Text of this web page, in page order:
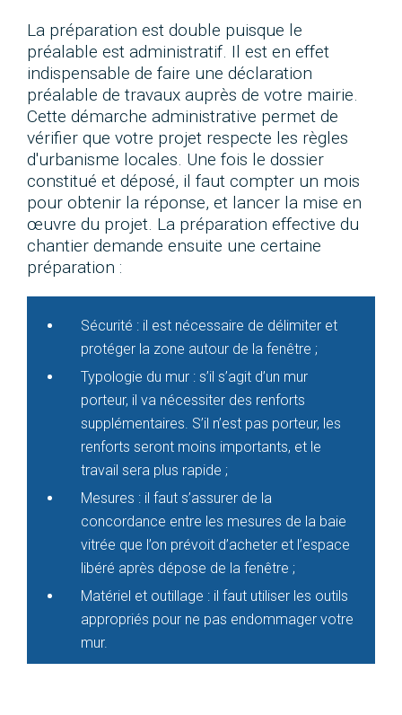
La préparation est double puisque le
préalable est administratif. Il est en effet
indispensable de faire une déclaration
préalable de travaux auprès de votre mairie.
Cette démarche administrative permet de
vérifier que votre projet respecte les règles
d'urbanisme locales. Une fois le dossier
constitué et déposé, il faut compter un mois
pour obtenir la réponse, et lancer la mise en
œuvre du projet. La préparation effective du
chantier demande ensuite une certaine
préparation :
Sécurité : il est nécessaire de délimiter et
protéger la zone autour de la fenêtre ;
Typologie du mur : s’il s’agit d’un mur
porteur, il va nécessiter des renforts
supplémentaires. S’il n’est pas porteur, les
renforts seront moins importants, et le
travail sera plus rapide ;
Mesures : il faut s’assurer de la
concordance entre les mesures de la baie
vitrée que l’on prévoit d’acheter et l’espace
libéré après dépose de la fenêtre ;
Matériel et outillage : il faut utiliser les outils
appropriés pour ne pas endommager votre
mur.